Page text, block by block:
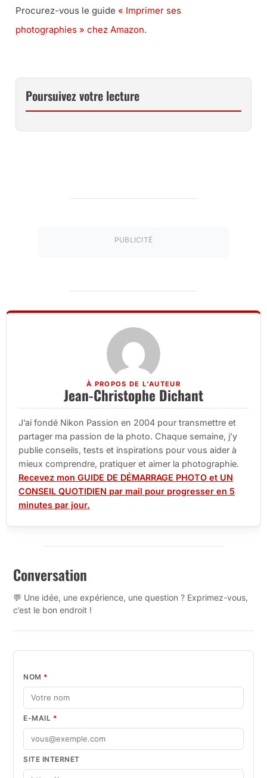
Procurez-vous le guide « Imprimer ses
photographies » chez Amazon.
Poursuivez votre lecture
PUBLICITÉ
À PROPOS DE L'AUTEUR
Jean-Christophe Dichant
J’ai fondé Nikon Passion en 2004 pour transmettre et
partager ma passion de la photo. Chaque semaine, j’y
publie conseils, tests et inspirations pour vous aider à
mieux comprendre, pratiquer et aimer la photographie.
Recevez mon GUIDE DE DÉMARRAGE PHOTO et UN
CONSEIL QUOTIDIEN par mail pour progresser en 5
minutes par jour.
Conversation
💬 Une idée, une expérience, une question ? Exprimez-vous,
c’est le bon endroit !
NOM *
E-MAIL *
SITE INTERNET